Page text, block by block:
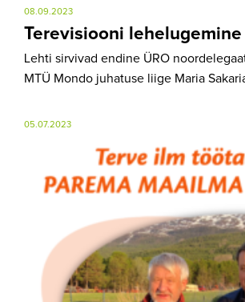
08.09.2023
Terevisiooni lehelugemine
Lehti sirvivad endine ÜRO
MTÜ Mondo juhatuse liige Maria
05.07.2023